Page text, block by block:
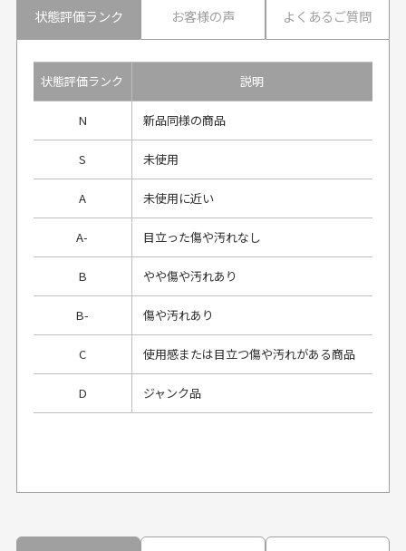
状態評価ランク お客様の声 よくあるご質問
状態評価ランク 説明
N 新品同様の商品
S 未使用
A 未使用に近い
A- 目立った傷や汚れなし
B やや傷や汚れあり
B- 傷や汚れあり
C 使用感または目立つ傷や汚れがある商品
D ジャンク品